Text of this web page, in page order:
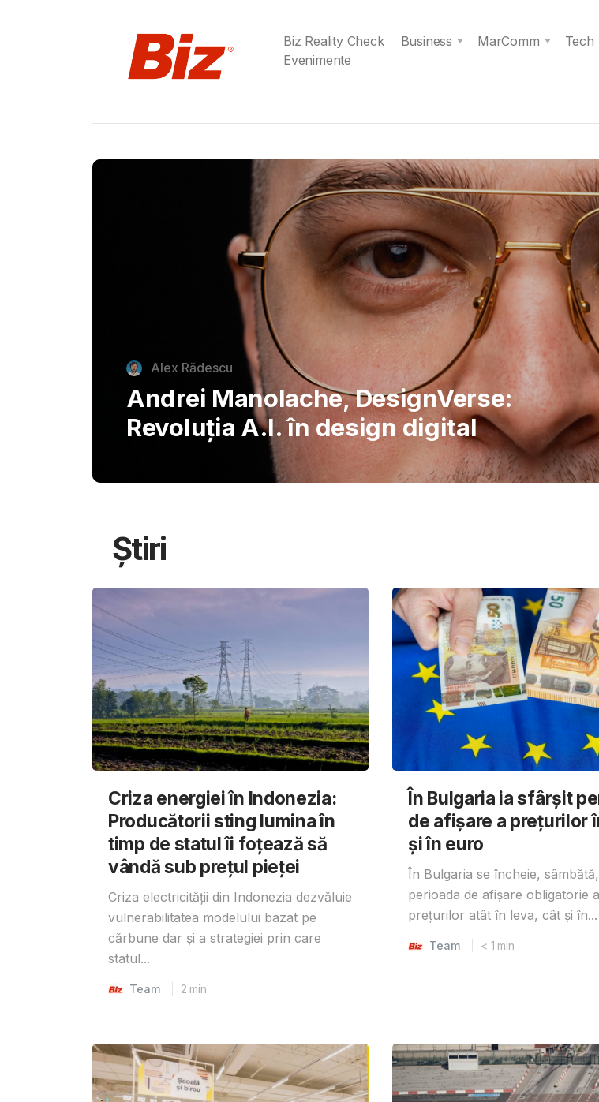
Biz Reality Check Business MarComm Tech
Evenimente
Birra Moretti® a adus spiritul unei
autentice piazzette italiene în
București, invitând publicul să
savureze plăcerile simple ale vieții
Știri
Criza energiei în Indonezia:
Producătorii sting lumina în
timp de statul îi foțează să
vândă sub prețul pieței
Criza electricității din Indonezia dezvăluie
vulnerabilitatea modelului bazat pe
cărbune dar și a strategiei prin care
statul...
Team 2 min
În Bulgaria ia sfârşit
de afișare a prețurilor
și în euro
În Bulgaria se încheie, sâmbătă,
perioada de afișare obligatorie a
prețurilor atât în ​​leva, cât și în...
Team < 1 min